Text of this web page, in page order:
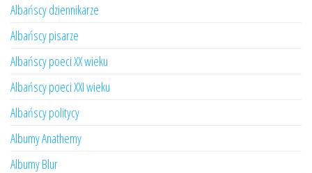
Albańscy dziennikarze
Albańscy pisarze
Albańscy poeci XX wieku
Albańscy poeci XXI wieku
Albańscy politycy
Albumy Anathemy
Albumy Blur